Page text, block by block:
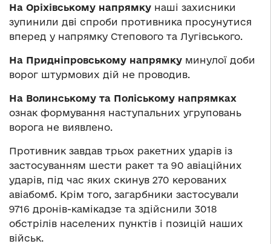
На Оріхівському напрямку наші захисники
зупинили дві спроби противника просунутися
вперед у напрямку Степового та Лугівського.
На Придніпровському напрямку минулої доби
ворог штурмових дій не проводив.
На Волинському та Поліському напрямках
ознак формування наступальних угруповань
ворога не виявлено.
Противник завдав трьох ракетних ударів із
застосуванням шести ракет та 90 авіаційних
ударів, під час яких скинув 270 керованих
авіабомб. Крім того, загарбники застосували
9716 дронів-камікадзе та здійснили 3018
обстрілів населених пунктів і позицій наших
військ.